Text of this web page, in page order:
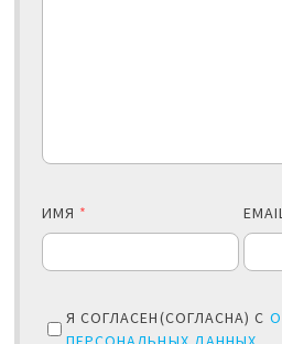
ИМЯ *
Я СОГЛАСЕН(СОГЛАСНА) С